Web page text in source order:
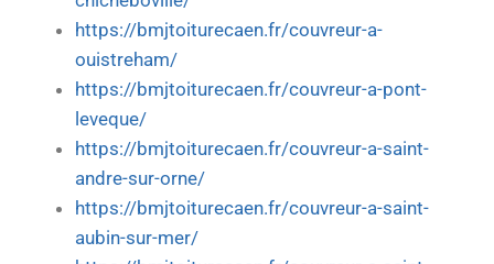
https://bmjtoiturecaen.fr/couvreur-a-
ouistreham/
https://bmjtoiturecaen.fr/couvreur-a-pont-
leveque/
https://bmjtoiturecaen.fr/couvreur-a-saint-
andre-sur-orne/
https://bmjtoiturecaen.fr/couvreur-a-saint-
aubin-sur-mer/